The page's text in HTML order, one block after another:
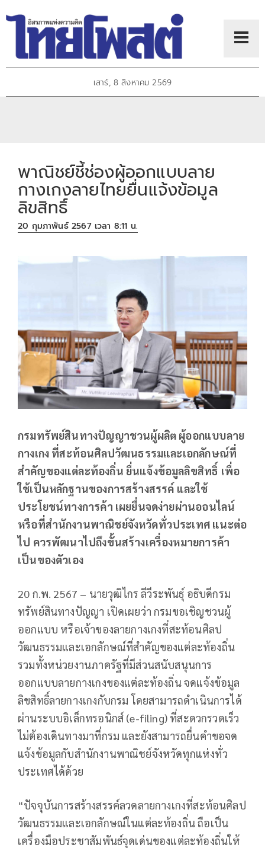
เสาร์, 8 สิงหาคม 2569
พาณิชย์ชี้ช่องผู้ออกแบบลาย
กางเกงลายไทยยื่นแจ้งข้อมูล
ลิขสิทธิ์
20 กุมภาพันธ์ 2567 เวลา 8:11 น.
กรมทรัพย์สินทางปัญญาชวนผู้ผลิต ผู้ออกแบบลาย
กางเกง ที่สะท้อนศิลปวัฒนธรรมและเอกลักษณ์ที่
สำคัญของแต่ละท้องถิ่น ยื่นแจ้งข้อมูลลิขสิทธิ์ เพื่อ
ใช้เป็นหลักฐานของการสร้างสรรค์ และใช้
ประโยชน์ทางการค้า เผยยื่นจดง่ายผ่านออนไลน์
หรือที่สำนักงานพาณิชย์จังหวัดทั่วประเทศ แนะต่อ
ไป ควรพัฒนาไปถึงขั้นสร้างเครื่องหมายการค้า
เป็นของตัวเอง
20 ก.พ. 2567 – นายวุฒิไกร ลีวีระพันธุ์ อธิบดีกรม
ทรัพย์สินทางปัญญา เปิดเผยว่า กรมขอเชิญชวนผู้
ออกแบบ หรือเจ้าของลายกางเกงที่สะท้อนศิลป
วัฒนธรรมและเอกลักษณ์ที่สำคัญของแต่ละท้องถิ่น
รวมทั้งหน่วยงานภาครัฐที่มีส่วนสนับสนุนการ
ออกแบบลายกางเกงของแต่ละท้องถิ่น จดแจ้งข้อมูล
ลิขสิทธิ์ลายกางเกงกับกรม โดยสามารถดำเนินการได้
ผ่านระบบอิเล็กทรอนิกส์ (e-filing) ที่สะดวกรวดเร็ว
ไม่ต้องเดินทางมาที่กรม และยังสามารถยื่นคำขอจด
แจ้งข้อมูลกับสำนักงานพาณิชย์จังหวัดทุกแห่งทั่ว
ประเทศได้ด้วย
“ปัจจุบันการสร้างสรรค์ลวดลายกางเกงที่สะท้อนศิลป
วัฒนธรรมและเอกลักษณ์ในแต่ละท้องถิ่น ถือเป็น
เครื่องมือประชาสัมพันธ์จุดเด่นของแต่ละท้องถิ่นให้